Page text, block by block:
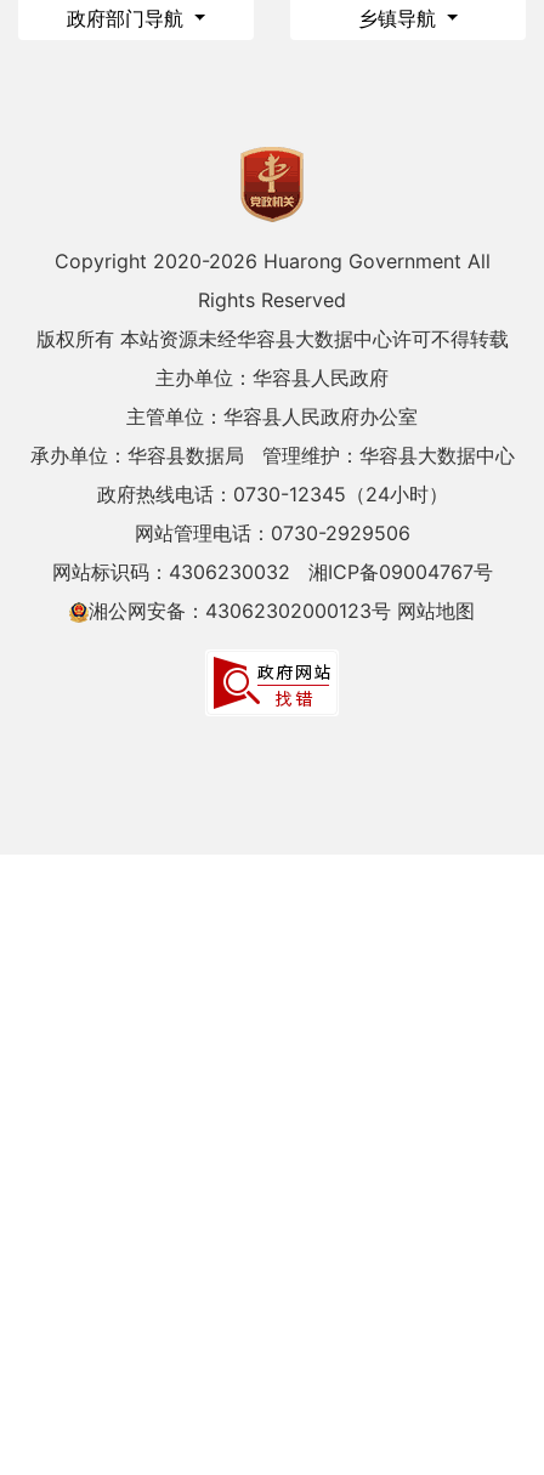
政府部门导航 乡镇导航
Copyright 2020-2026 Huarong Government All
Rights Reserved
版权所有 本站资源未经华容县大数据中心许可不得转载
主办单位：华容县人民政府
主管单位：华容县人民政府办公室
承办单位：华容县数据局
管理维护：华容县大数据中心
政府热线电话：0730-12345（24小时）
网站管理电话：0730-2929506
网站标识码：4306230032
湘ICP备09004767号
湘公网安备：43062302000123号 网站地图